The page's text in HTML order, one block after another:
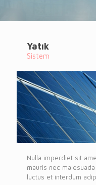
Yatık
Sistem
Nulla imperdiet sit
mauris nec
luctus et interdum